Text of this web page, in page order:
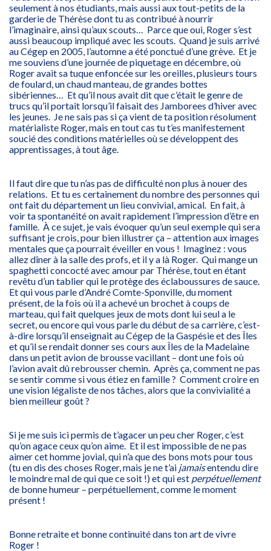
seulement à nos étudiants, mais aussi aux tout-petits de la
garderie de Thérèse dont tu as contribué à nourrir
l’imaginaire, ainsi qu’aux scouts… Parce que oui, Roger s’est
aussi beaucoup impliqué avec les scouts. Quand je suis arrivé
au Cégep en 2005, l’automne a été ponctué d’une grève. Et je
me souviens d’une journée de piquetage en décembre, où
Roger avait sa tuque enfoncée sur les oreilles, plusieurs tours
de foulard, un chaud manteau, de grandes bottes
sibériennes… Et qu’il nous avait dit que c’était le genre de
trucs qu’il portait lorsqu’il faisait des Jamborees d’hiver avec
les jeunes. Je ne sais pas si ça vient de ta position résolument
matérialiste Roger, mais en tout cas tu t’es manifestement
soucié des conditions matérielles où se développent des
apprentissages, à tout âge.
Il faut dire que tu n’as pas de difficulté non plus à nouer des
relations. Et tu es certainement du nombre des personnes qui
ont fait du département un lieu convivial, amical. En fait, à
voir ta spontanéité on avait rapidement l’impression d’être en
famille. À ce sujet, je vais évoquer qu’un seul exemple qui sera
suffisant je crois, pour bien illustrer ça – attention aux images
mentales que ça pourrait éveiller en vous ! Imaginez : vous
allez dîner à la salle des profs, et il y a là Roger. Qui mange un
spaghetti concocté avec amour par Thérèse, tout en étant
revêtu d’un tablier qui le protège des éclaboussures de sauce.
Et qui vous parle d’André Comte-Sponville, du moment
présent, de la fois où il a achevé un brochet à coups de
marteau, qui fait quelques jeux de mots dont lui seul a le
secret, ou encore qui vous parle du début de sa carrière, c’est-
à-dire lorsqu’il enseignait au Cégep de la Gaspésie et des Îles
et qu’il se rendait donner ses cours aux Îles de la Madelaine
dans un petit avion de brousse vacillant – dont une fois où
l’avion avait dû rebrousser chemin. Après ça, comment ne pas
se sentir comme si vous étiez en famille ? Comment croire en
une vision légaliste de nos tâches, alors que la convivialité a
bien meilleur goût ?
Si je me suis ici permis de t’agacer un peu cher Roger, c’est
qu’on agace ceux qu’on aime. Et il est impossible de ne pas
aimer cet homme jovial, qui n’a que des bons mots pour tous
(tu en dis des choses Roger, mais je ne t’ai jamaisentendu dire
le moindre mal de qui que ce soit !) et qui est perpétuellement
de bonne humeur – perpétuellement, comme le moment
présent !
Bonne retraite et bonne continuité dans ton art de vivre
Roger !